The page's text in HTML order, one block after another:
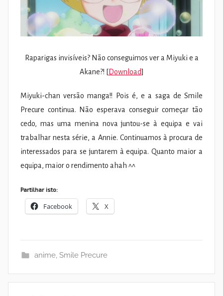
Raparigas invisíveis? Não conseguimos ver a Miyuki e a
Akane?! [Download]
Miyuki-chan versão manga!! Pois é, e a saga de Smile
Precure continua. Não esperava conseguir começar tão
cedo, mas uma menina nova juntou-se à equipa e vai
trabalhar nesta série, a Annie. Continuamos à procura de
interessados para se juntarem à equipa. Quanto maior a
equipa, maior o rendimento ahah ^^
Partilhar isto:
Facebook X
anime, Smile Precure